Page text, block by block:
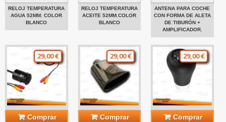
RELOJ TEMPERATURA
AGUA 52MM. COLOR
BLANCO
RELOJ TEMPERATURA
ACEITE 52MM.COLOR
BLANCO
ANTENA PARA COCHE
CON FORMA DE ALETA
DE TIBURÓN +
AMPLIFICADOR.
29,00 €
Comprar
29,00 €
Comprar
29,00 €
Comprar